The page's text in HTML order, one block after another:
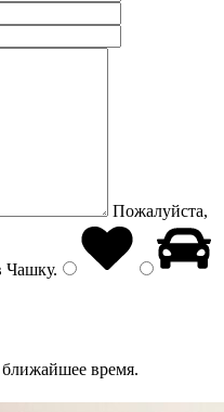
Пожалуйста,
Чашку.
время.